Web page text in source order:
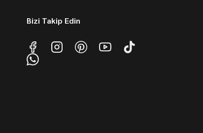
Bizi Takip Edin